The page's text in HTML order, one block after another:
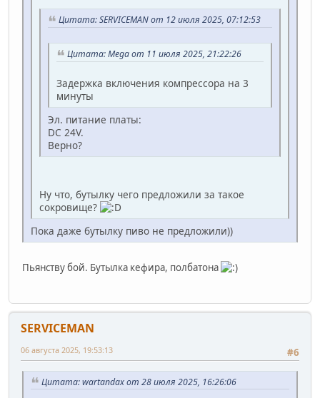
Цитата: SERVICEMAN от 12 июля 2025, 07:12:53
Цитата: Mega от 11 июля 2025, 21:22:26
Задержка включения компрессора на 3
минуты
Эл. питание платы:
DC 24V.
Верно?
Ну что, бутылку чего предложили за такое
сокровище?
Пока даже бутылку пиво не предложили))
Пьянству бой. Бутылка кефира, полбатона
SERVICEMAN
#6
06 августа 2025, 19:53:13
Цитата: wartandax от 28 июля 2025, 16:26:06